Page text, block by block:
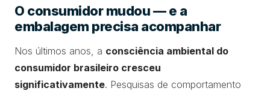
O consumidor mudou — e a
embalagem precisa acompanhar
Nos últimos anos, a consciência ambiental do
consumidor brasileiro cresceu
significativamente. Pesquisas de comportamento